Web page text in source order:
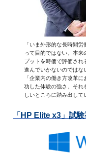
「いま外形的な長時間
って目的ではない。本来
プットを時価で評価され
進んでいかないのではな
「企業内の働き方改革
功した体験の強さ。それ
しいところに踏み出して
「HP Elite x3」試